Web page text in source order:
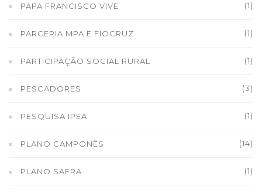
PAPA FRANCISCO VIVE (1)
PARCERIA MPA E FIOCRUZ (1)
PARTICIPAÇÃO SOCIAL RURAL (1)
PESCADORES (3)
PESQUISA IPEA (1)
PLANO CAMPONÊS (14)
PLANO SAFRA (1)